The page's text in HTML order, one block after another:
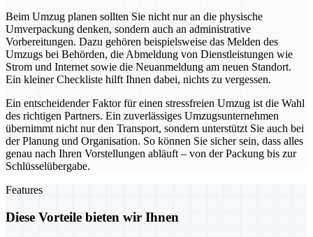
Beim Umzug planen sollten Sie nicht nur an die physische
Umverpackung denken, sondern auch an administrative
Vorbereitungen. Dazu gehören beispielsweise das Melden des
Umzugs bei Behörden, die Abmeldung von Dienstleistungen wie
Strom und Internet sowie die Neuanmeldung am neuen Standort.
Ein kleiner Checkliste hilft Ihnen dabei, nichts zu vergessen.
Ein entscheidender Faktor für einen stressfreien Umzug ist die Wahl
des richtigen Partners. Ein zuverlässiges Umzugsunternehmen
übernimmt nicht nur den Transport, sondern unterstützt Sie auch bei
der Planung und Organisation. So können Sie sicher sein, dass alles
genau nach Ihren Vorstellungen abläuft – von der Packung bis zur
Schlüsselübergabe.
Features
Diese Vorteile bieten wir Ihnen